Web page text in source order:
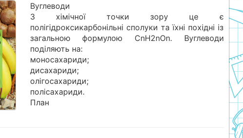
Вуглеводи
З хімічної точки зору це є
полігідроксикарбонільні сполуки та їхні похідні із
загальною формулою СnH2nOn. Вуглеводи
поділяють на:
моносахариди;
дисахариди;
олігосахариди;
полісахариди.
План